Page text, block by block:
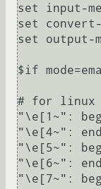
set input-
set
set output-
$if
# for linux
"\e[1~":
"\e[4~":
"\e[5~":
"\e[6~":
"\e[7~":